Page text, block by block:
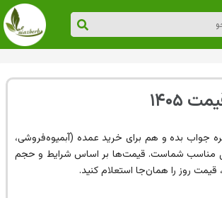
جواب بده و هم برای خرید عمده (آبمیوه‌فروشی،
مناسب شماست. قیمت‌ها بر اساس شرایط و حجم
روز را همان‌جا استعلام کنید.